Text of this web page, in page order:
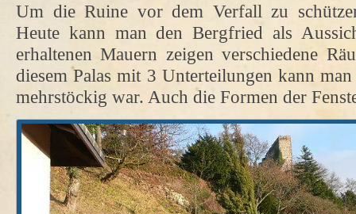
Um die Ruine vor dem Verfall zu
Heute kann man den Bergfried als
erhaltenen Mauern zeigen verschiedene
diesem Palas mit 3 Unterteilungen kann
mehrstöckig war. Auch die Formen der